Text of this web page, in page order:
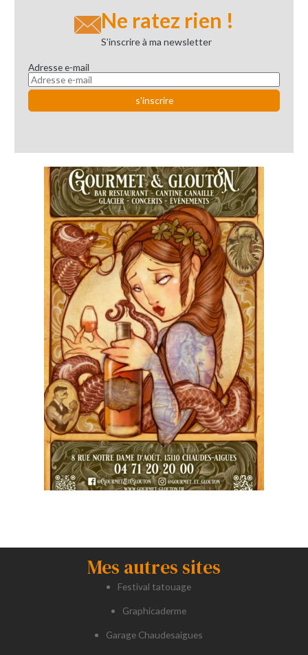
Ne ratez rien !
S’inscrire à ma newsletter
Adresse e-mail
Mes autres sites
Festival tatouage
Graphicaderme
Garage Chaudesaigues